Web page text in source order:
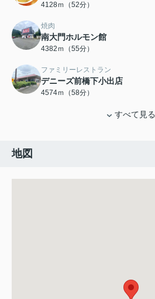
4128ｍ（52分）
焼肉
南大門ホルモン館
4382ｍ（55分）
ファミリーレストラン
デニーズ前橋下小出店
4574ｍ（58分）
すべて見る
地図